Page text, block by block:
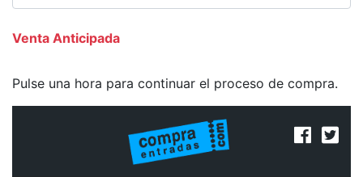
Venta Anticipada
Pulse una hora para continuar el proceso de compra.